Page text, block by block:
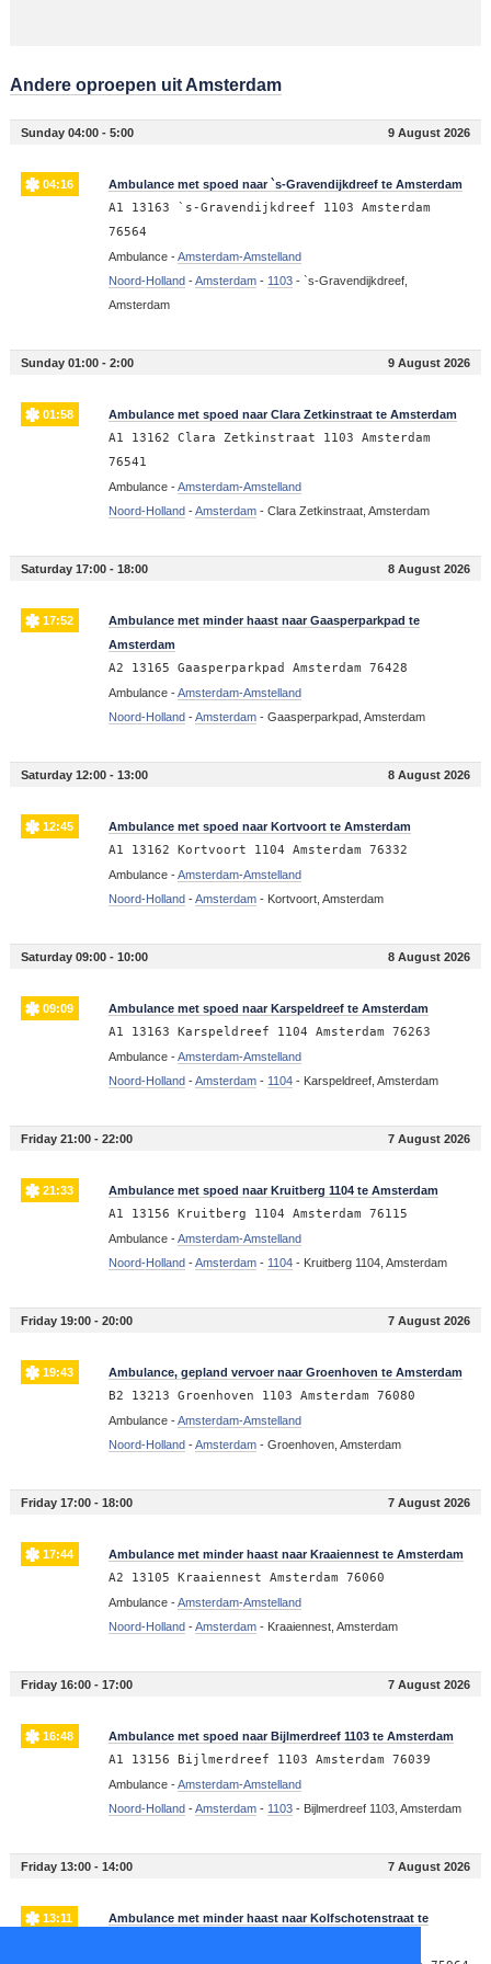
Andere oproepen uit Amsterdam
Sunday 04:00 - 5:00 9 August 2026
04:16 Ambulance met spoed naar `s-Gravendijkdreef te Amsterdam
A1 13163 `s-Gravendijkdreef 1103 Amsterdam
76564
Ambulance -Amsterdam-Amstelland
Noord-Holland-Amsterdam- 1103- `s-Gravendijkdreef,
Amsterdam
Sunday 01:00 - 2:00 9 August 2026
01:58 Ambulance met spoed naar Clara Zetkinstraat te Amsterdam
A1 13162 Clara Zetkinstraat 1103 Amsterdam
76541
Ambulance -Amsterdam-Amstelland
Noord-Holland-Amsterdam- Clara Zetkinstraat, Amsterdam
Saturday 17:00 - 18:00 8 August 2026
17:52
Ambulance met minder haast naar Gaasperparkpad te
Amsterdam
A2 13165 Gaasperparkpad Amsterdam 76428
Ambulance -Amsterdam-Amstelland
Noord-Holland-Amsterdam- Gaasperparkpad, Amsterdam
Saturday 12:00 - 13:00 8 August 2026
12:45 Ambulance met spoed naar Kortvoort te Amsterdam
A1 13162 Kortvoort 1104 Amsterdam 76332
Ambulance -Amsterdam-Amstelland
Noord-Holland-Amsterdam- Kortvoort, Amsterdam
Saturday 09:00 - 10:00 8 August 2026
09:09 Ambulance met spoed naar Karspeldreef te Amsterdam
A1 13163 Karspeldreef 1104 Amsterdam 76263
Ambulance -Amsterdam-Amstelland
Noord-Holland-Amsterdam- 1104- Karspeldreef, Amsterdam
Friday 21:00 - 22:00 7 August 2026
21:33 Ambulance met spoed naar Kruitberg 1104 te Amsterdam
A1 13156 Kruitberg 1104 Amsterdam 76115
Ambulance -Amsterdam-Amstelland
Noord-Holland-Amsterdam- 1104- Kruitberg 1104, Amsterdam
Friday 19:00 - 20:00 7 August 2026
19:43 Ambulance, gepland vervoer naar Groenhoven te Amsterdam
B2 13213 Groenhoven 1103 Amsterdam 76080
Ambulance -Amsterdam-Amstelland
Noord-Holland-Amsterdam- Groenhoven, Amsterdam
Friday 17:00 - 18:00 7 August 2026
17:44 Ambulance met minder haast naar Kraaiennest te Amsterdam
A2 13105 Kraaiennest Amsterdam 76060
Ambulance -Amsterdam-Amstelland
Noord-Holland-Amsterdam- Kraaiennest, Amsterdam
Friday 16:00 - 17:00 7 August 2026
16:48 Ambulance met spoed naar Bijlmerdreef 1103 te Amsterdam
A1 13156 Bijlmerdreef 1103 Amsterdam 76039
Ambulance -Amsterdam-Amstelland
Noord-Holland-Amsterdam- 1103- Bijlmerdreef 1103, Amsterdam
Friday 13:00 - 14:00 7 August 2026
13:11
Ambulance met minder haast naar Kolfschotenstraat te